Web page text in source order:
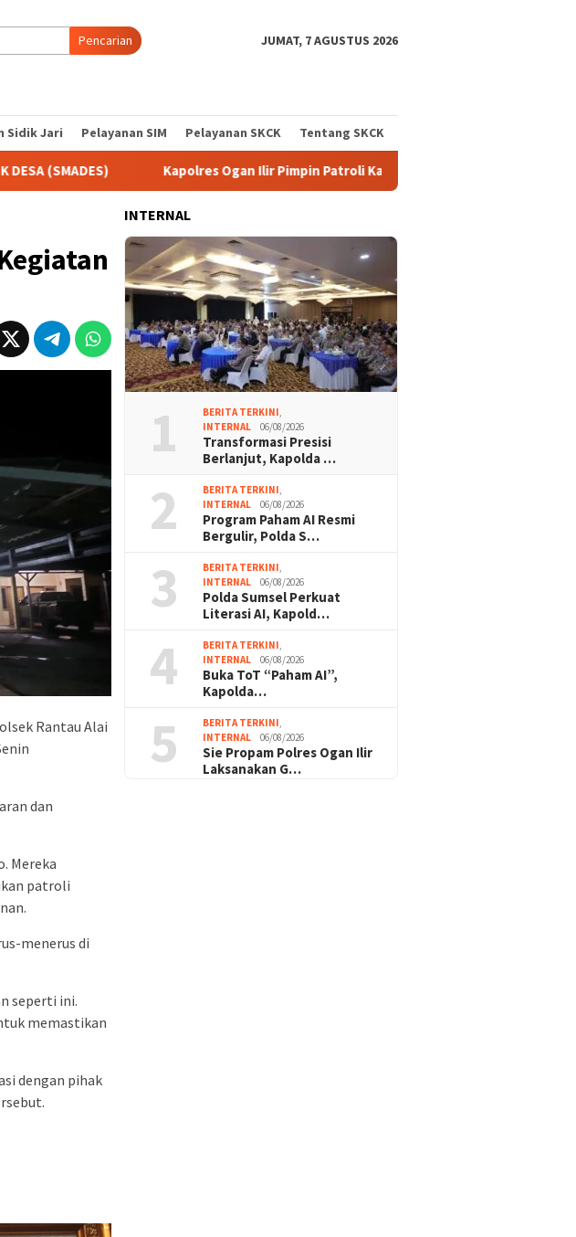
Pencarian JUMAT, 7 AGUSTUS 2026
Sidik Jari Pelayanan SIM Pelayanan SKCK Tentang SKCK
Kapolres Ogan Ilir Pimpin Patroli Karhutla Gunakan Drone dan Cek Embung Persediaan
Rantau Alai
dan
Mereka
patroli
menerus di
seperti ini.
memastikan
dengan pihak
INTERNAL
1 BERITA TERKINI
INTERNAL
06/08/2026
Transformasi Presisi
Berlanjut, Kapolda …
2 BERITA TERKINI
INTERNAL
06/08/2026
Program Paham AI Resmi
Bergulir, Polda S…
3 BERITA TERKINI
INTERNAL
06/08/2026
Polda Sumsel Perkuat
Literasi AI, Kapold…
4 BERITA TERKINI
INTERNAL
06/08/2026
Buka ToT “Paham AI”,
Kapolda…
5 BERITA TERKINI
INTERNAL
06/08/2026
Sie Propam Polres Ogan Ilir
Laksanakan G…